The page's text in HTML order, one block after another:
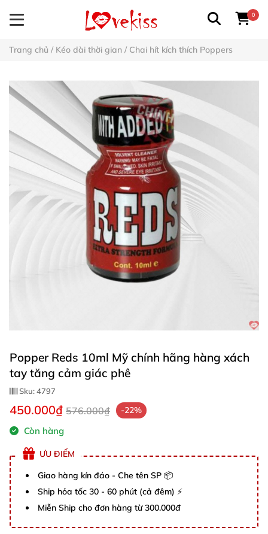
0
Trang chủ / Kéo dài thời gian / Chai hít kích thích Poppers
Popper Reds 10ml Mỹ chính hãng hàng xách
tay tăng cảm giác phê
Sku:4797
450.000₫ 576.000₫ -22%
Còn hàng
ƯU ĐIỂM
Giao hàng kín đáo - Che tên SP 📦
Ship hỏa tốc 30 - 60 phút (cả đêm) ⚡
Miễn Ship cho đơn hàng từ 300.000đ